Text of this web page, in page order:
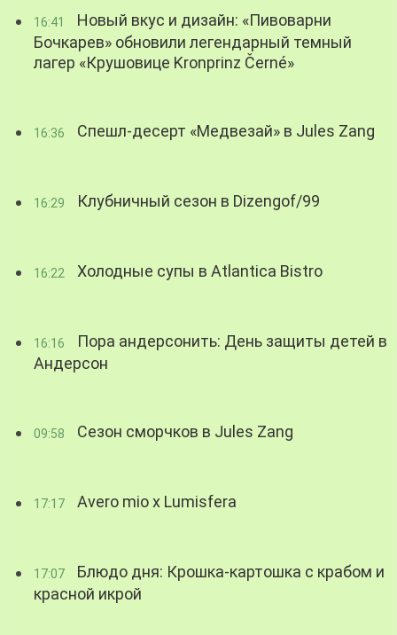
16:41
Новый вкус и дизайн: «Пивоварни
Бочкарев» обновили легендарный темный
лагер «Крушовице Kronprinz Černé»
16:36 Спешл-десерт «Медвезай» в Jules Zang
16:29 Клубничный сезон в Dizengof/99
16:22 Холодные супы в Atlantica Bistro
16:16
Пора андерсонить: День защиты детей в
Андерсон
09:58 Сезон сморчков в Jules Zang
17:17 Avero mio x Lumisfera
17:07
Блюдо дня: Крошка-картошка с крабом и
красной икрой